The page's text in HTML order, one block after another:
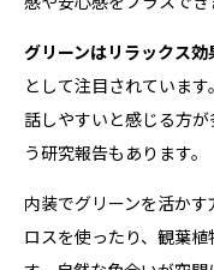
グリーンはリラックス
として注目されていま
話しやすいと感じる方
う研究報告もあります。
内装でグリーンを活か
ロスを使ったり、観葉